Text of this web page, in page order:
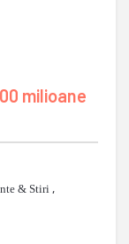
milioane
& Stiri,